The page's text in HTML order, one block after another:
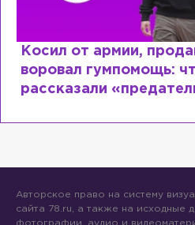
и
Рыдает
сходит
Авторское право на систему
сайта 78.ru, а также на исходные